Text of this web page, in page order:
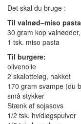
Det skal du bruge :
Til valnød–miso pasta
30 gram kop valnødder
1 tsk. miso pasta
Til burgere:
olivenolie
2 skalotteløg, hakket
170 gram svampe (du
små stykker
Stænk af sojasovs
1/2 tsk. hvidløgspulver